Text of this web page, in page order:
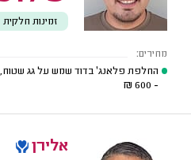
זמינות חלקית
מחירים:
החלפת פלאנג' בדוד שמש על גג שטוח,
- 600
₪
אלירן